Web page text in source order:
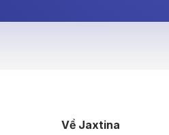
Về Jaxtina